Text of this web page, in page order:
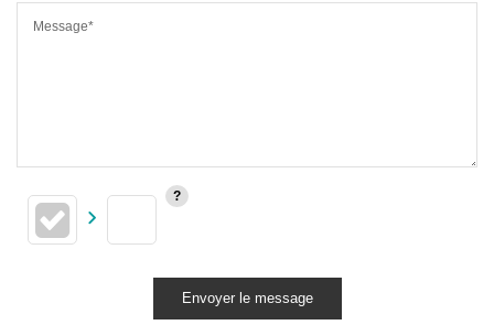
Message*
Envoyer le message